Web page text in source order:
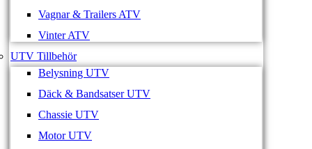
Vagnar & Trailers ATV
Vinter ATV
UTV Tillbehör
Belysning UTV
Däck & Bandsatser UTV
Chassie UTV
Motor UTV